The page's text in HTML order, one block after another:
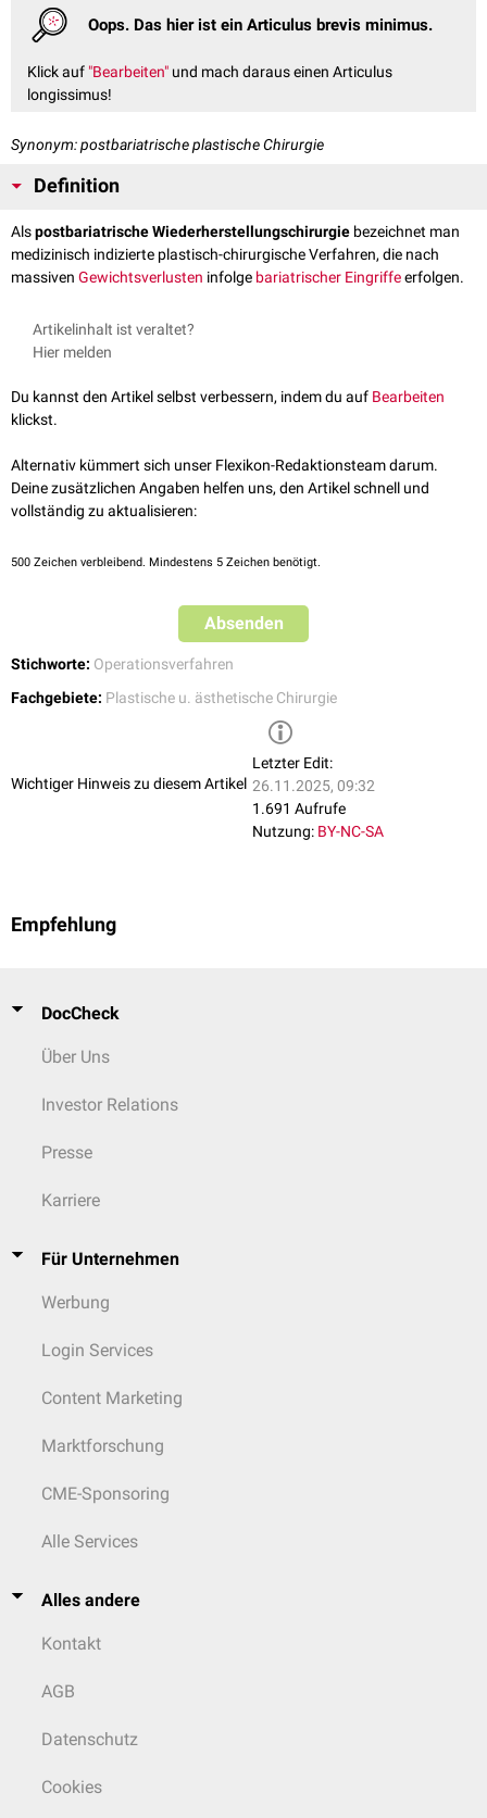
Oops. Das hier ist ein Articulus brevis minimus.
Klick auf "Bearbeiten" und mach daraus einen Articulus
longissimus!
Synonym: postbariatrische plastische Chirurgie
Definition
Alspostbariatrische Wiederherstellungschirurgie bezeichnet man
medizinisch indizierte plastisch-chirurgische Verfahren, die nach
massiven Gewichtsverlusten infolge bariatrischer Eingriffeerfolgen.
Artikelinhalt ist veraltet?
Hier melden
Du kannst den Artikel selbst verbessern, indem du auf Bearbeiten
klickst.
Alternativ kümmert sich unser Flexikon-Redaktionsteam darum.
Deine zusätzlichen Angaben helfen uns, den Artikel schnell und
vollständig zu aktualisieren:
500 Zeichen verbleibend. Mindestens 5 Zeichen benötigt.
Absenden
Stichworte: Operationsverfahren
Fachgebiete: Plastische u. ästhetische Chirurgie
Wichtiger Hinweis zu diesem Artikel
Letzter Edit:
26.11.2025, 09:32
1.691 Aufrufe
Nutzung: BY-NC-SA
Empfehlung
DocCheck
Über Uns
Investor Relations
Presse
Karriere
Für Unternehmen
Werbung
Login Services
Content Marketing
Marktforschung
CME-Sponsoring
Alle Services
Alles andere
Kontakt
AGB
Datenschutz
Cookies